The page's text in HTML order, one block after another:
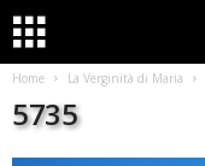
Home La Verginità di Maria
5735